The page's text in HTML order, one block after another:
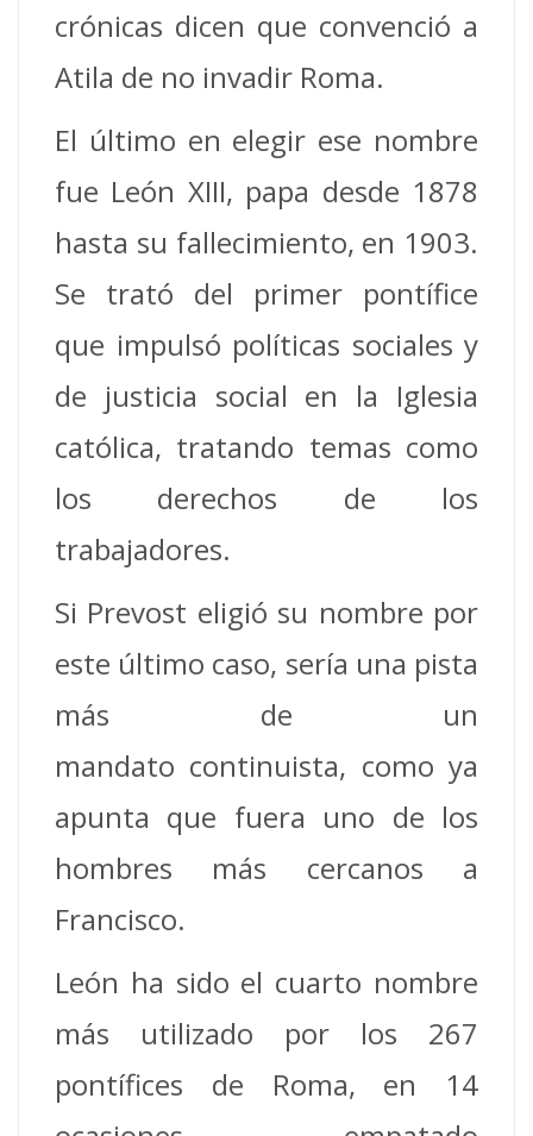
crónicas dicen que convenció a
Atila de no invadir Roma.
El último en elegir ese nombre
fue León XIII, papa desde 1878
hasta su fallecimiento, en 1903.
Se trató del primer pontífice
que impulsó políticas sociales y
de justicia social en la Iglesia
católica, tratando temas como
los derechos de los
trabajadores.
Si Prevost eligió su nombre por
este último caso, sería una pista
más de un
mandato continuista, como ya
apunta que fuera uno de los
hombres más cercanos a
Francisco.
León ha sido el cuarto nombre
más utilizado por los 267
pontífices de Roma, en 14